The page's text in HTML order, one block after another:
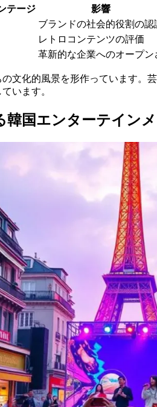
テージ
影響
ブランドの社会的役割の認
レトロコンテンツの評価
革新的な企業へのオープン
文化的風景を形作っています。
います。
韓国エンターテイン